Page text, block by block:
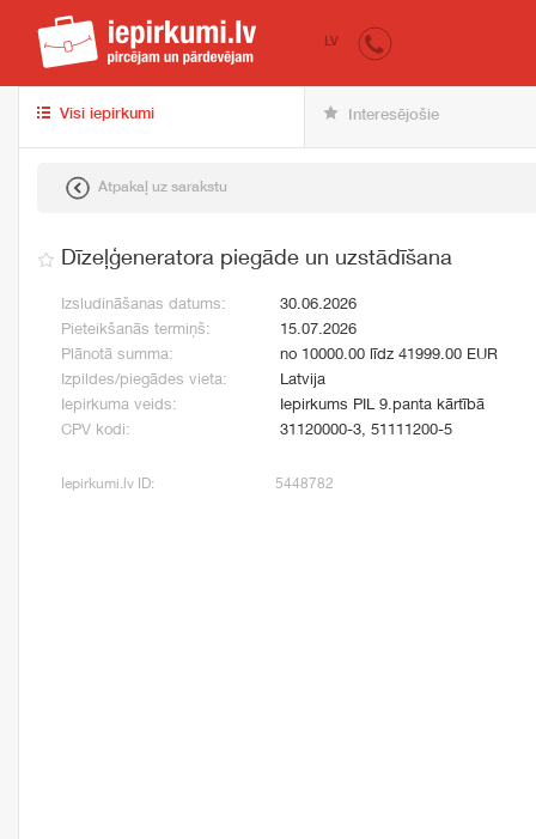
iepirkumi.lv
LV
Visi iepirkumi Interesējošie
Atpakaļ uz sarakstu
Dīzeļģeneratora piegāde un uzstādīšana
Izsludināšanas datums:
30.06.2026
Pieteikšanās termiņš:
15.07.2026
Plānotā summa:
no 10000.00 līdz 41999.00 EUR
Izpildes/piegādes vieta:
Latvija
Iepirkuma veids:
Iepirkums PIL 9.panta kārtībā
CPV kodi:
31120000-3, 51111200-5
Iepirkumi.lv ID: 5448782